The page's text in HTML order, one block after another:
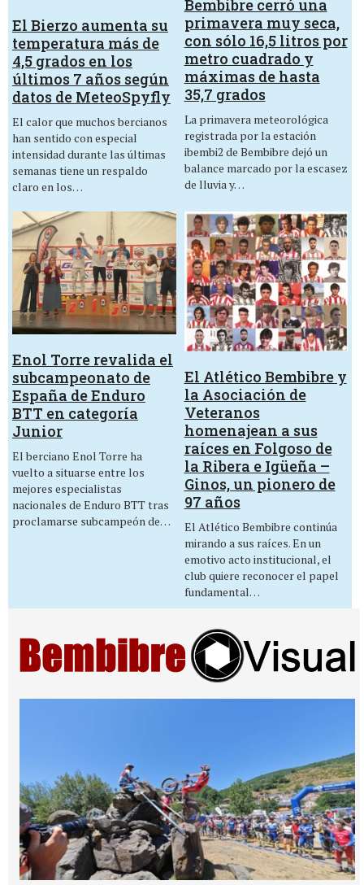
El Bierzo aumenta su
temperatura más de
4,5 grados en los
últimos 7 años según
datos de MeteoSpyfly
El calor que muchos bercianos
han sentido con especial
intensidad durante las últimas
semanas tiene un respaldo
claro en los…
Bembibre cerró una
primavera muy seca,
con sólo 16,5 litros por
metro cuadrado y
máximas de hasta
35,7 grados
La primavera meteorológica
registrada por la estación
ibembi2 de Bembibre dejó un
balance marcado por la escasez
de lluvia y…
Enol Torre revalida el
subcampeonato de
España de Enduro
BTT en categoría
Junior
El berciano Enol Torre ha
vuelto a situarse entre los
mejores especialistas
nacionales de Enduro BTT tras
proclamarse subcampeón de…
El Atlético Bembibre y
la Asociación de
Veteranos
homenajean a sus
raíces en Folgoso de
la Ribera e Igüeña –
Ginos, un pionero de
97 años
El Atlético Bembibre continúa
mirando a sus raíces. En un
emotivo acto institucional, el
club quiere reconocer el papel
fundamental…